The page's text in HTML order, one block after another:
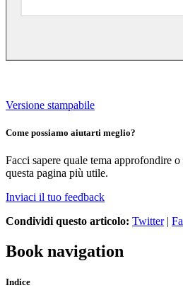
Versione stampabile
Come possiamo aiutarti meglio?
Facci sapere quale tema approfondire
questa pagina più utile.
Inviaci il tuo feedback
Condividi questo articolo: Twitter|
Book navigation
Indice